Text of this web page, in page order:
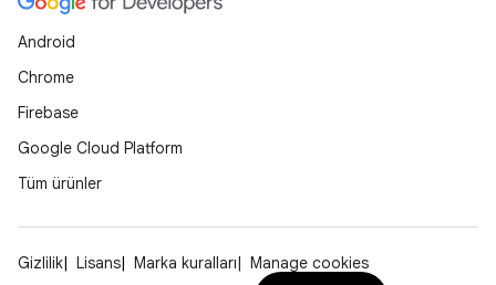
Android
Chrome
Firebase
Google Cloud Platform
Tüm ürünler
Gizlilik Lisans Marka kuralları
Manage cookies